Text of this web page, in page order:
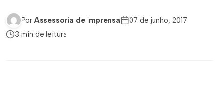
Por Assessoria de Imprensa
07 de junho, 2017
3 min de leitura